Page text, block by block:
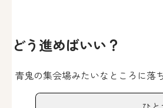
どう進めばいい？
青鬼の集会場みたいなところに落